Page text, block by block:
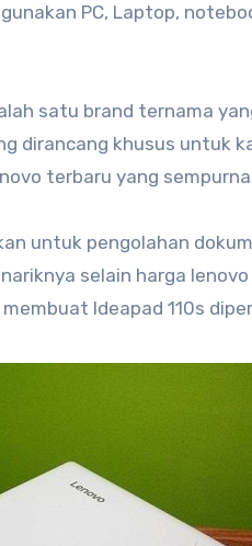
PC, Laptop,
satu brand ternama
dirancang khusus untuk
terbaru yang
untuk pengolahan
selain harga
Ideapad 110s